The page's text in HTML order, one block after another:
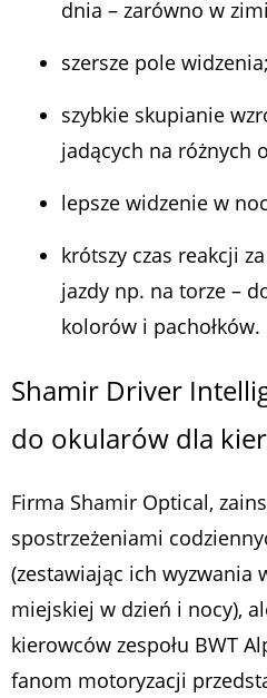
dnia – zarówno w
szersze pole widzenia;
szybkie skupianie
jadących na różnych
lepsze widzenie w
krótszy czas reakcji
jazdy np. na torze –
kolorów i pachołków.
Shamir Driver
do okularów dla
Firma Shamir Optical,
spostrzeżeniami
(zestawiając ich wyzwania
miejskiej w dzień i nocy),
kierowców zespołu BWT
fanom motoryzacji